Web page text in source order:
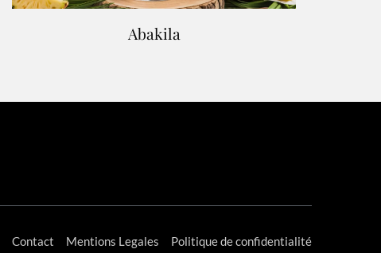
Abakila
Contact Mentions Legales Politique de confidentialité